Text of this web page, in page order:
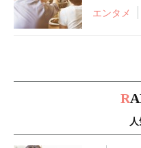
エンタメ
R